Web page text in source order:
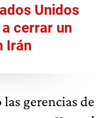
Unidos
cerrar un
Irán
gerencias de